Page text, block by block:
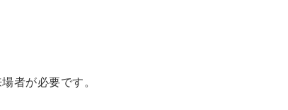
者が必要です。